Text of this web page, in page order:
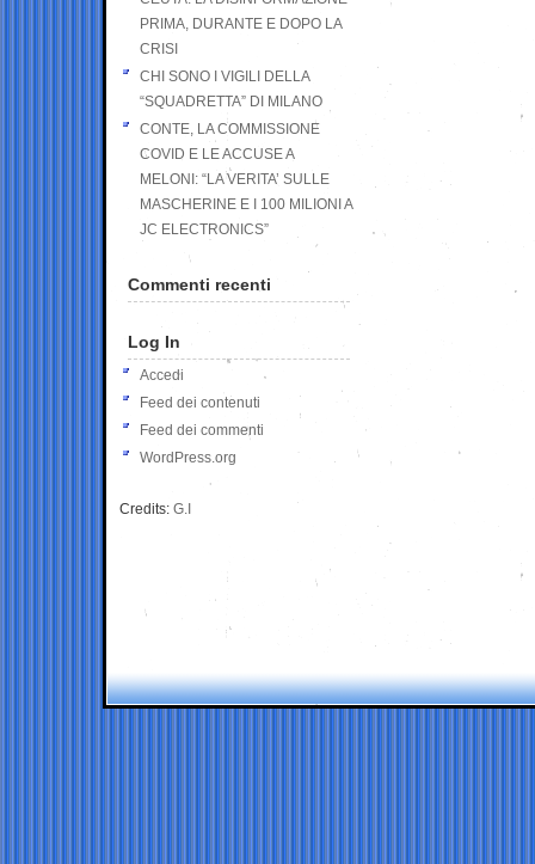
PRIMA, DURANTE E DOPO LA
CRISI
CHI SONO I VIGILI DELLA
“SQUADRETTA” DI MILANO
CONTE, LA COMMISSIONE
COVID E LE ACCUSE A
MELONI: “LA VERITA’ SULLE
MASCHERINE E I 100 MILIONI A
JC ELECTRONICS”
Commenti recenti
Log In
Accedi
Feed dei contenuti
Feed dei commenti
WordPress.org
Credits: G.I